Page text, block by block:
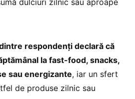
dulciuri zilnic sau aproape
respondenți declară că
la fast-food, snacks,
sau energizante, iar un sfert
de produse zilnic sau